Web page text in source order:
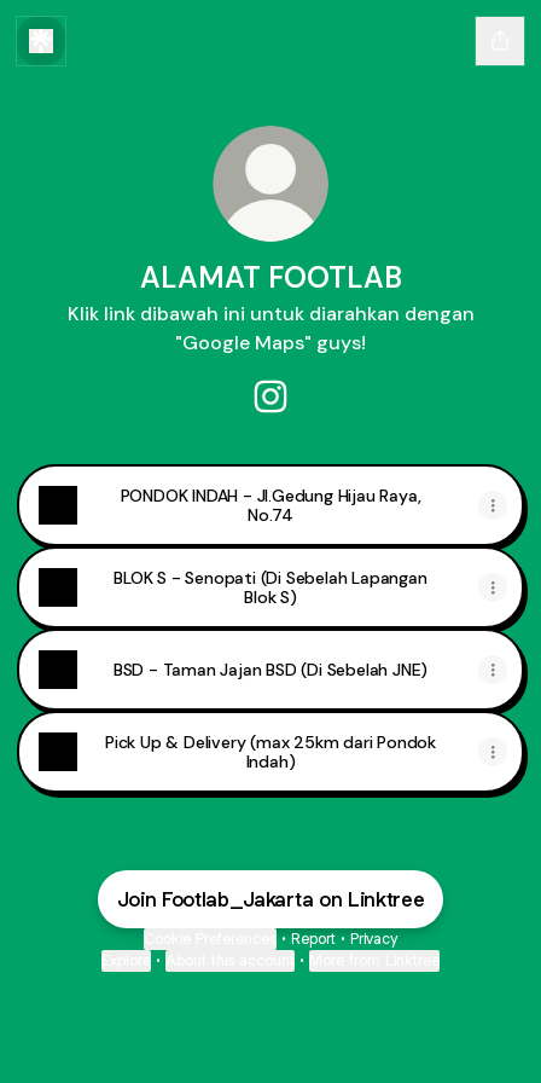
ALAMAT FOOTLAB
Klik link dibawah ini untuk diarahkan dengan
"Google Maps" guys!
PONDOK INDAH - Jl.Gedung Hijau Raya,
No.74
BLOK S - Senopati (Di Sebelah Lapangan
Blok S)
BSD - Taman Jajan BSD (Di Sebelah JNE)
Pick Up & Delivery (max 25km dari Pondok
Indah)
Join Footlab_Jakarta on Linktree
• Report • Privacy
• •